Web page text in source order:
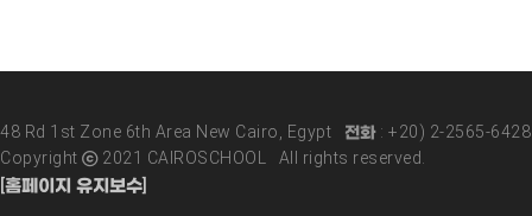
48 Rd 1st Zone 6th Area New Cairo, Egypt 전화 : +20) 2-2565-
Copyright ⓒ 2021 CAIROSCHOOL All rights reserved.
[홈페이지 유지보수]